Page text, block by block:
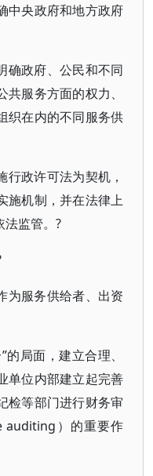
中央政府和地方政府
确政府、公民和不同
服务方面的权力、
织在内的不同服务供
政许可法为契机，
施机制，并在法律上
法监管。?
为服务供给者、出资
局面，建立合理、
单位内部建立起完善
检等部门进行财务审
auditing）的重要作